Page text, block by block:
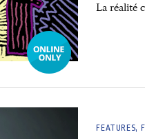
La réalité
FEATURES